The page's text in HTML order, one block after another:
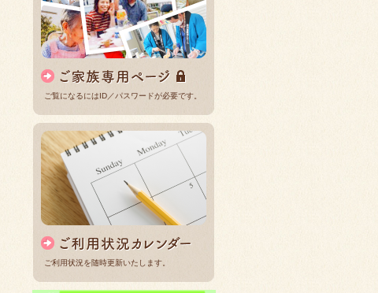
ご覧になるにはID／パスワードが必要です。
ご利用状況を随時更新いたします。